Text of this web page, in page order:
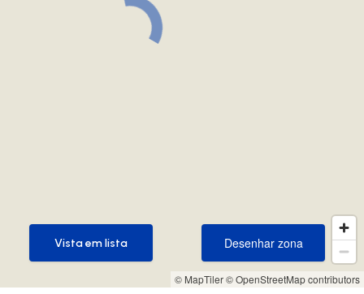
© MapTiler© OpenStreetMap contributors
Desenhar zona
Desenhar zona
Vista em lista
Vista em lista